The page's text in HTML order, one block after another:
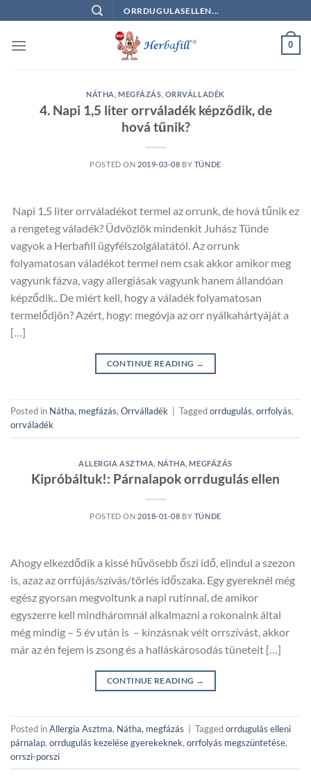
to
content
ORRDUGULASELLEN...
0
NÁTHA, MEGFÁZÁS ORRVÁLLADÉK
4. Napi 1,5 liter orrváladék képződik, de
hová tűnik?
POSTED ON 2019-03-08 BY TÜNDE
Napi 1,5 liter orrváladékot termel az orrunk, de hová tűnik ez
a rengeteg váladék? Üdvözlök mindenkit Juhász Tünde
vagyok a Herbafill ügyfélszolgálatától. Az orrunk
folyamatosan váladékot termel nem csak akkor amikor meg
vagyunk fázva, vagy allergiásak vagyunk hanem állandóan
képződik.. De miért kell, hogy a váladék folyamatosan
termelődjön? Azért, hogy: megóvja az orr nyálkahártyáját a
[…]
CONTINUE READING →
Posted in Nátha, megfázás, Orrválladék Taggedorrdugulás, orrfolyás,
orrváladék
ALLERGIA ASZTMA NÁTHA, MEGFÁZÁS
Kipróbáltuk!: Párnalapok orrdugulás ellen
POSTED ON 2018-01-08 BY TÜNDE
Ahogy elkezdődik a kissé hűvösebb őszi idő, elindul a szezon
is, azaz az orrfújás/szívás/törlés időszaka. Egy gyereknél még
egész gyorsan megvoltunk a napi rutinnal, de amikor
egyszerre kell mindháromnál alkalmazni a rokonaink által
még mindig – 5 év után is – kínzásnak vélt orrszívást, akkor
már az én fejem is zsong és a halláskárosodás tüneteit […]
CONTINUE READING →
Posted inAllergia Asztma, Nátha, megfázás Taggedorrdugulás elleni
párnalap, orrdugulás kezelése gyerekeknek, orrfolyás megszüntetése,
orrszi-porszi